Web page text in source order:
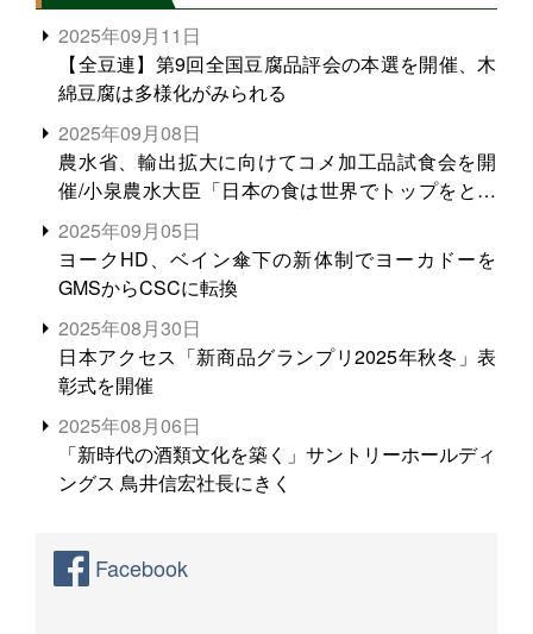
2025年09月11日
【全豆連】第9回全国豆腐品評会の本選を開催、木
綿豆腐は多様化がみられる
2025年09月08日
農水省、輸出拡大に向けてコメ加工品試食会を開
催/小泉農水大臣「日本の食は世界でトップをとれ
る。米増産に向けて、米輸出需要の拡大を」
2025年09月05日
ヨークHD、ベイン傘下の新体制でヨーカドーを
GMSからCSCに転換
2025年08月30日
日本アクセス「新商品グランプリ2025年秋冬」表
彰式を開催
2025年08月06日
「新時代の酒類文化を築く」サントリーホールディ
ングス 鳥井信宏社長にきく
Facebook